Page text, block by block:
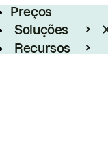
Preços
Soluções
Recursos